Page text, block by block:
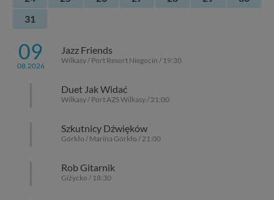
31
09
08.2026
Jazz Friends
Wilkasy / Port Resort Niegocin / 19:30
Duet Jak Widać
Wilkasy / Port AZS Wilkasy / 21:00
Szkutnicy Dźwięków
Górkło / Marina Górkło / 21:00
Rob Gitarnik
Giżycko / 18:30